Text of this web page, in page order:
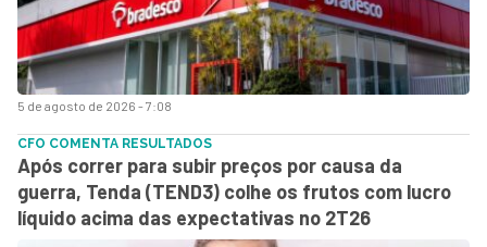
5 de agosto de 2026 - 7:08
CFO COMENTA RESULTADOS
Após correr para subir preços por causa da
guerra, Tenda (TEND3) colhe os frutos com lucro
líquido acima das expectativas no 2T26